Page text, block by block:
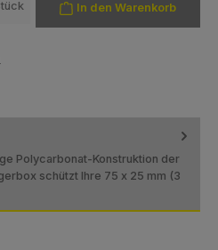
In den Warenkorb
Polycarbonat-Konstruktion der
schützt Ihre 75 x 25 mm (3